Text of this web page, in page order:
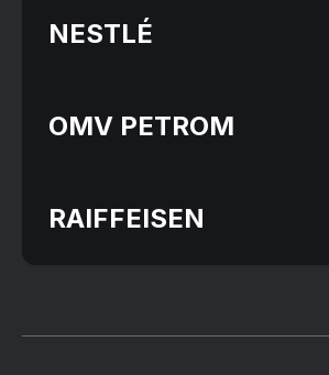
NESTLÉ
OMV PETROM
RAIFFEISEN